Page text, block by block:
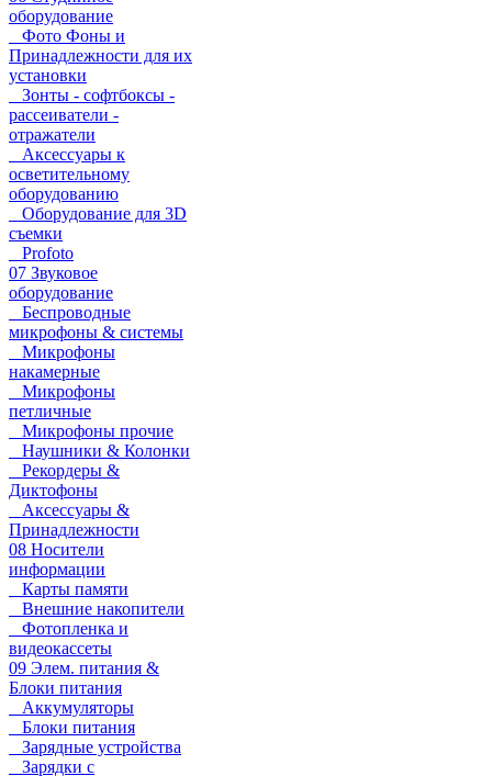
оборудование
Фото Фоны и
Принадлежности для их
установки
Зонты - софтбоксы -
рассеиватели -
отражатели
Аксессуары к
осветительному
оборудованию
Оборудование для 3D
съемки
Profoto
07 Звуковое
оборудование
Беспроводные
микрофоны & системы
Микрофоны
накамерные
Микрофоны
петличные
Микрофоны прочие
Наушники & Колонки
Рекордеры &
Диктофоны
Аксессуары &
Принадлежности
08 Носители
информации
Карты памяти
Внешние накопители
Фотопленка и
видеокассеты
09 Элем. питания &
Блоки питания
Аккумуляторы
Блоки питания
Зарядные устройства
Зарядки с